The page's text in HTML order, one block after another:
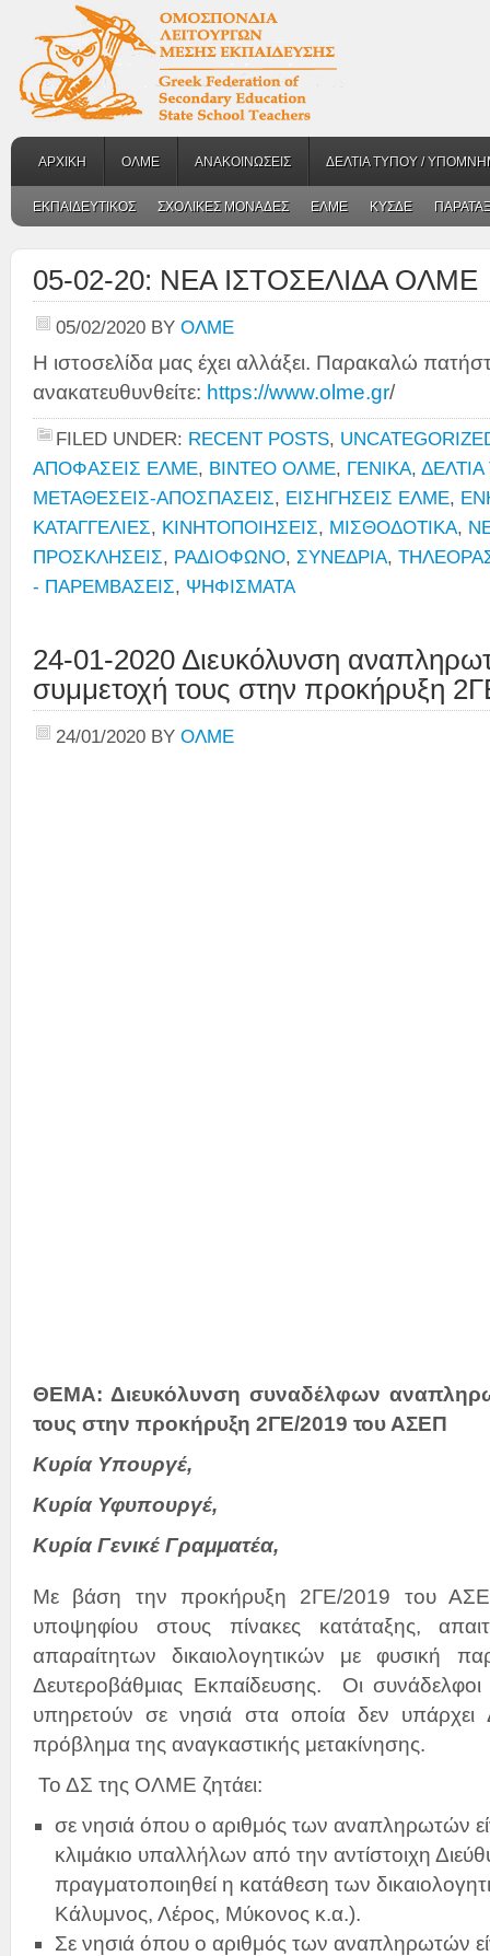
ΑΡΧΙΚΗ ΟΛΜΕ ΑΝΑΚΟΙΝΩΣΕΙΣ ΔΕΛΤΙΑ ΤΥΠΟΥ /
ΕΚΠΑΙΔΕΥΤΙΚΟΣ ΣΧΟΛΙΚΕΣ ΜΟΝΑΔΕΣ ΕΛΜΕ ΚΥΣΔΕ
05-02-20: ΝΕΑ ΙΣΤΟΣΕΛΙΔΑ ΟΛΜΕ
05/02/2020 BY ΟΛΜΕ
H ιστοσελίδα μας έχει αλλάξει. Παρακαλώ
ανακατευθυνθείτε: https://www.olme.gr/
FILED UNDER: RECENT POSTS,
ΑΠΟΦΑΣΕΙΣ ΕΛΜΕ, ΒΙΝΤΕΟ ΟΛΜΕ, ΓΕΝΙΚΑ,
ΜΕΤΑΘΕΣΕΙΣ-ΑΠΟΣΠΑΣΕΙΣ, ΕΙΣΗΓΗΣΕΙΣ ΕΛΜΕ,
ΚΑΤΑΓΓΕΛΙΕΣ, ΚΙΝΗΤΟΠΟΙΗΣΕΙΣ, ΜΙΣΘΟΔΟΤΙΚΑ,
ΠΡΟΣΚΛΗΣΕΙΣ, ΡΑΔΙΟΦΩΝΟ, ΣΥΝΕΔΡΙΑ,
- ΠΑΡΕΜΒΑΣΕΙΣ, ΨΗΦΙΣΜΑΤΑ
24-01-2020 Διευκόλυνση
συμμετοχή τους στην προκήρυξη
24/01/2020 BY ΟΛΜΕ
ΘΕΜΑ: Διευκόλυνση συναδέλφων
τους στην προκήρυξη 2ΓΕ/2019 του ΑΣΕΠ
Κυρία Υπουργέ,
Κυρία Υφυπουργέ,
Κυρία Γενικέ Γραμματέα,
Με βάση την προκήρυξη 2ΓΕ/2019 του
υποψηφίου στους πίνακες κατάταξης,
απαραίτητων δικαιολογητικών με φυσική
Δευτεροβάθμιας Εκπαίδευσης. Οι
υπηρετούν σε νησιά στα οποία δεν υπάρχει
πρόβλημα της αναγκαστικής μετακίνησης.
Το ΔΣ της ΟΛΜΕ ζητάει:
σε νησιά όπου ο αριθμός των αναπληρωτών
κλιμάκιο υπαλλήλων από την αντίστοιχη
πραγματοποιηθεί η κατάθεση των
Κάλυμνος, Λέρος, Μύκονος κ.α.).
Σε νησιά όπου ο αριθμός των αναπληρωτών